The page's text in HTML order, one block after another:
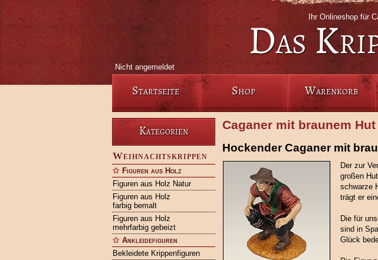
Ihr Onlineshop für
Das
Nicht angemeldet
Startseite Shop Warenkorb
Kategorien
Weihnachtskrippen
Figuren aus Holz
Figuren aus Holz Natur
Figuren aus Holz
farbig bemalt
Figuren aus Holz
mehrfarbig gebeizt
Ankleidefiguren
Bekleidete Krippenfiguren
Caganer mit braunem Hut
Hockender Caganer mit
Der zur
großen
schwarze
trägt er
Die für
sind in
Glück